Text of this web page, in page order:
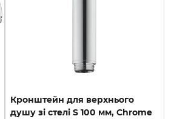
Кронштейн для верхнього
душу зі стелі S 100 мм, Chrome